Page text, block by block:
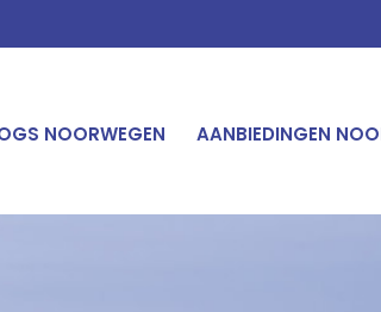
AANBIEDINGEN
NOORWEGEN